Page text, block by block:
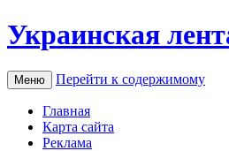
Украинская
Меню Перейти к содержимому
Главная
Карта сайта
Реклама